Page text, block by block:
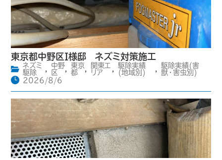
東京都中野区I様邸 ネズミ対策施工
ネズミ
駆除
,
中野
区
,
東京
都
,
関東エ
リア
,
駆除実績
(地域別)
,
駆除実績(害
獣・害虫別)
2026/8/6